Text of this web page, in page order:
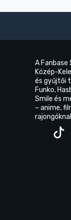
A Fanbase
Közép-
és gyűjtői
Funko,
Smile és
– anime,